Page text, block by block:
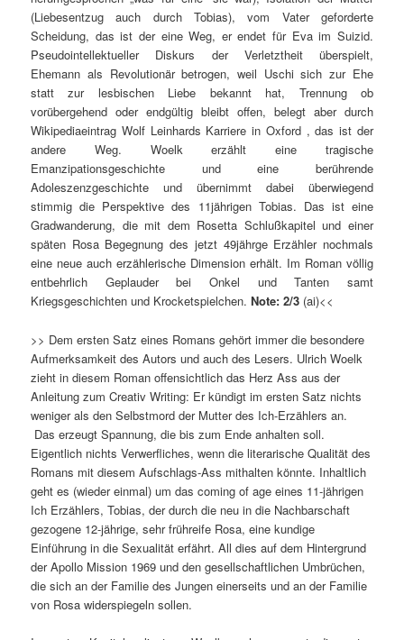
(Liebesentzug auch durch Tobias), vom Vater geforderte
Scheidung, das ist der eine Weg, er endet für Eva im Suizid.
Pseudointellektueller Diskurs der Verletztheit überspielt,
Ehemann als Revolutionär betrogen, weil Uschi sich zur Ehe
statt zur lesbischen Liebe bekannt hat, Trennung ob
vorübergehend oder endgültig bleibt offen, belegt aber durch
Wikipediaeintrag Wolf Leinhards Karriere in Oxford , das ist der
andere Weg. Woelk erzählt eine tragische
Emanzipationsgeschichte und eine berührende
Adoleszenzgeschichte und übernimmt dabei überwiegend
stimmig die Perspektive des 11jährigen Tobias. Das ist eine
Gradwanderung, die mit dem Rosetta Schlußkapitel und einer
späten Rosa Begegnung des jetzt 49jährge Erzähler nochmals
eine neue auch erzählerische Dimension erhält. Im Roman völlig
entbehrlich Geplauder bei Onkel und Tanten samt
Kriegsgeschichten und Krocketspielchen.Note: 2/3 (ai)<<
>> Dem ersten Satz eines Romans gehört immer die besondere
Aufmerksamkeit des Autors und auch des Lesers. Ulrich Woelk
zieht in diesem Roman offensichtlich das Herz Ass aus der
Anleitung zum Creativ Writing: Er kündigt im ersten Satz nichts
weniger als den Selbstmord der Mutter des Ich-Erzählers an.
Das erzeugt Spannung, die bis zum Ende anhalten soll.
Eigentlich nichts Verwerfliches, wenn die literarische Qualität des
Romans mit diesem Aufschlags-Ass mithalten könnte. Inhaltlich
geht es (wieder einmal) um das coming of age eines 11-jährigen
Ich Erzählers, Tobias, der durch die neu in die Nachbarschaft
gezogene 12-jährige, sehr frühreife Rosa, eine kundige
Einführung in die Sexualität erfährt. All dies auf dem Hintergrund
der Apollo Mission 1969 und den gesellschaftlichen Umbrüchen,
die sich an der Familie des Jungen einerseits und an der Familie
von Rosa widerspiegeln sollen.